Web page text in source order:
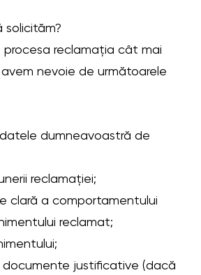
solicităm?
procesa reclamația cât mai
nevoie de următoarele
datele dumneavoastră de
reclamației;
clară a comportamentului
reclamat;
documente justificative (dacă